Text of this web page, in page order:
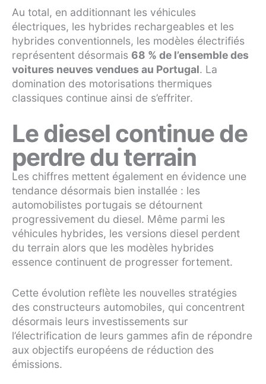
Au total, en additionnant les véhicules
électriques, les hybrides rechargeables et les
hybrides conventionnels, les modèles électrifiés
représentent désormais 68 % de l’ensemble des
voitures neuves vendues au Portugal. La
domination des motorisations thermiques
classiques continue ainsi de s’effriter.
Le diesel continue de
perdre du terrain
Les chiffres mettent également en évidence une
tendance désormais bien installée : les
automobilistes portugais se détournent
progressivement du diesel. Même parmi les
véhicules hybrides, les versions diesel perdent
du terrain alors que les modèles hybrides
essence continuent de progresser fortement.
Cette évolution reflète les nouvelles stratégies
des constructeurs automobiles, qui concentrent
désormais leurs investissements sur
l’électrification de leurs gammes afin de répondre
aux objectifs européens de réduction des
émissions.